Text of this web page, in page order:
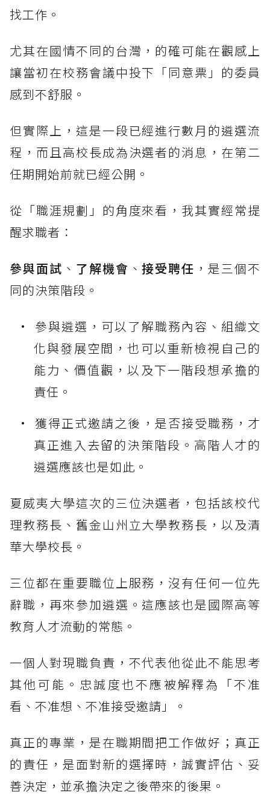
找工作。
尤其在國情不同的台灣，的確可能在觀感上
讓當初在校務會議中投下「同意票」的委員
感到不舒服。
但實際上，這是一段已經進行數月的遴選流
程，而且高校長成為決選者的消息，在第二
任期開始前就已經公開。
從「職涯規劃」的角度來看，我其實經常提
醒求職者：
參與面試 、 了解機會 、接受聘任 ，是三個不
同的決策階段。
參與遴選，可以了解職務內容、組織文
化與發展空間，也可以重新檢視自己的
能力、價值觀，以及下一階段想承擔的
責任。
獲得正式邀請之後，是否接受職務，才
真正進入去留的決策階段。高階人才的
遴選應該也是如此。
夏威夷大學這次的三位決選者，包括該校代
理教務長、舊金山州立大學教務長，以及清
華大學校長。
三位都在重要職位上服務，沒有任何一位先
辭職，再來參加遴選。這應該也是國際高等
教育人才流動的常態。
一個人對現職負責，不代表他從此不能思考
其他可能。忠誠度也不應被解釋為「不准
看、不准想、不准接受邀請」。
真正的專業，是在職期間把工作做好；真正
的責任，是面對新的選擇時，誠實評估、妥
善決定，並承擔決定之後帶來的後果。